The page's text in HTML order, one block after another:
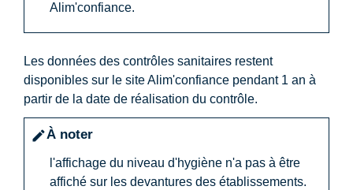
Alim'confiance.
Les données des contrôles sanitaires restent
disponibles sur le site Alim'confiance pendant 1 an à
partir de la date de réalisation du contrôle.
editÀ noter
l'affichage du niveau d'hygiène n'a pas à être
affiché sur les devantures des établissements.